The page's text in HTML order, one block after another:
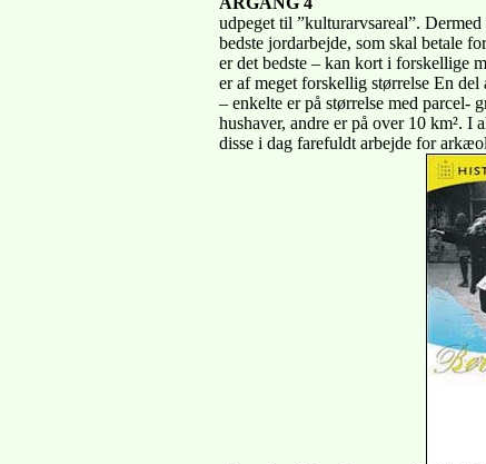
udpeget til ”kulturarvsareal”.
bedste jordarbejde, som skal betale
er det bedste – kan kort i forskellige
er af meget forskellig størrelse En
– enkelte er på størrelse med parcel-
hushaver, andre er på over 10 km².
disse i dag farefuldt arbejde for